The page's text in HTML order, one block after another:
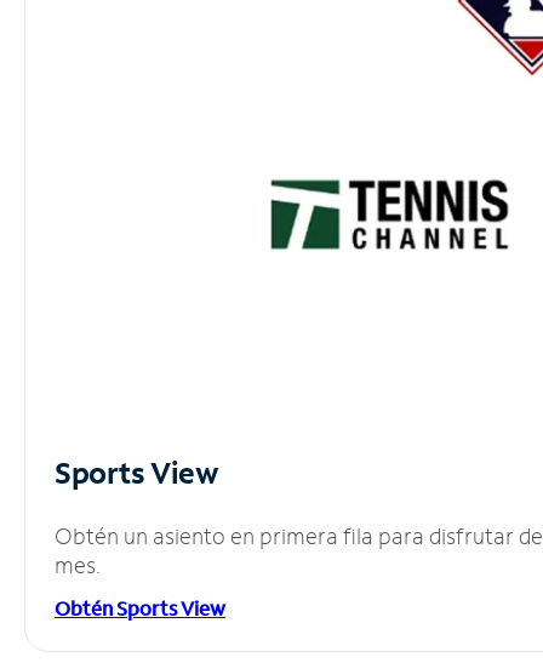
Sports View
Obtén un asiento en primera fila para disfrutar
mes.
Obtén Sports View